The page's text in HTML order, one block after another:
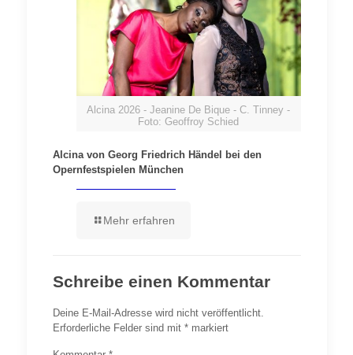
Alcina 2026 - Jeanine De Bique - C. Tinney -
Foto: Geoffroy Schied
Alcina von Georg Friedrich Händel bei den
Opernfestspielen München
Mehr erfahren
Schreibe einen Kommentar
Deine E-Mail-Adresse wird nicht veröffentlicht.
Erforderliche Felder sind mit *markiert